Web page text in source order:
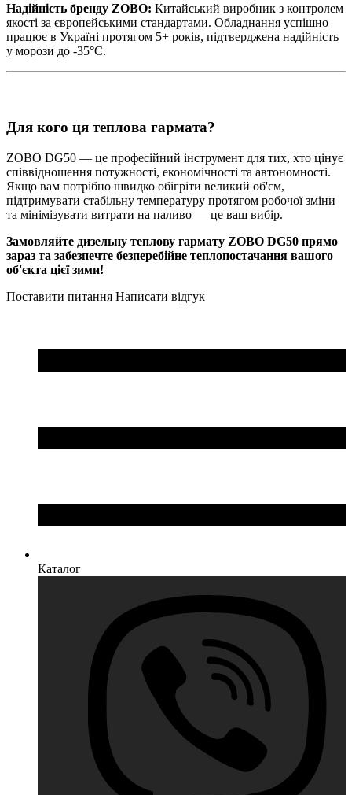
Надійність бренду ZOBO: Китайський виробник з контролем
якості за європейськими стандартами. Обладнання успішно
працює в Україні протягом 5+ років, підтверджена надійність
у морози до -35°C.
Для кого ця теплова гармата?
ZOBO DG50 — це професійний інструмент для тих, хто цінує
співвідношення потужності, економічності та автономності.
Якщо вам потрібно швидко обігріти великий об'єм,
підтримувати стабільну температуру протягом робочої зміни
та мінімізувати витрати на паливо — це ваш вибір.
Замовляйте дизельну теплову гармату ZOBO DG50 прямо
зараз та забезпечте безперебійне теплопостачання вашого
об'єкта цієї зими!
Поставити питання Написати відгук
Каталог